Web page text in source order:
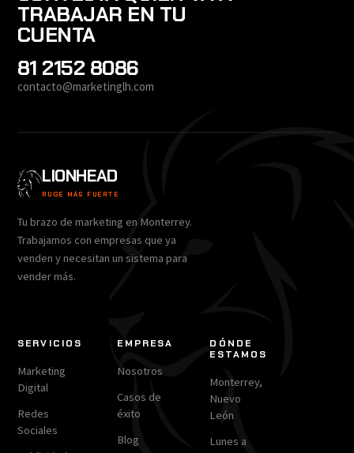
TRABAJAR EN TU
CUENTA
81 2152 8086
contacto@marketinglh.com
LIONHEAD
RUGE MÁS FUERTE
Tu brazo de marketing en Monterrey.
Trabajamos con empresas que ya
venden y necesitan un sistema para
vender más.
SERVICIOS
Marketing
Digital
Redes
Sociales
EMPRESA
Nosotros
Casos de
éxito
Blog
DÓNDE
ESTAMOS
Monterrey,
Nuevo
León
Lunes a